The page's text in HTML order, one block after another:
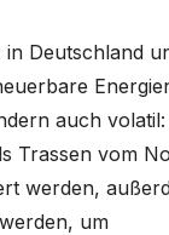
in Deutschland
auch
Trassen vom
werden,
um